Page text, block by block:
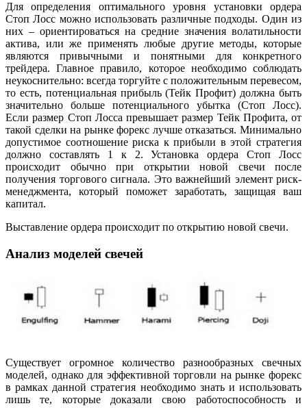
Для определения оптимального уровня установки ордера
Стоп Лосс можно использовать различные подходы. Один из
них – ориентироваться на средние значения волатильности
актива, или же применять любые другие методы, которые
являются привычными и понятными для конкретного
трейдера. Главное правило, которое необходимо соблюдать
неукоснительно: всегда торгуйте с положительным перевесом,
то есть, потенциальная прибыль (Тейк Профит) должна быть
значительно больше потенциального убытка (Стоп Лосс).
Если размер Стоп Лосса превышает размер Тейк Профита, от
такой сделки на рынке форекс лучше отказаться. Минимально
допустимое соотношение риска к прибыли в этой стратегия
должно составлять 1 к 2. Установка ордера Стоп Лосс
происходит обычно при открытии новой свечи после
получения торгового сигнала. Это важнейший элемент риск-
менеджмента, который поможет заработать, защищая ваш
капитал.
Выставление ордера происходит по открытию новой свечи.
Анализ моделей свечей
Существует огромное количество разнообразных свечных
моделей, однако для эффективной торговли на рынке форекс
в рамках данной стратегия необходимо знать и использовать
лишь те, которые доказали свою работоспособность и